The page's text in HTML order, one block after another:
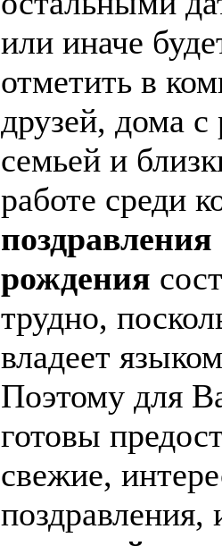
или иначе
отметить в
друзей, дома
семьей и
работе среди
рождения
трудно,
владеет
Поэтому для
готовы
свежие,